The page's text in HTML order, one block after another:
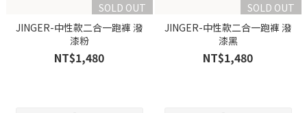
SOLD OUT
JINGER-中性款二合一跑褲 潑
漆粉
NT$1,480
SOLD OUT
JINGER-中性款二合一跑褲 潑
漆黑
NT$1,480